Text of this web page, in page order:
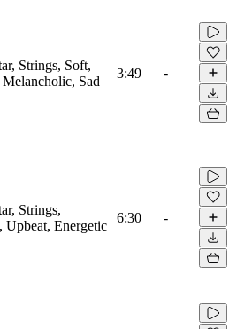
Strings, Soft,
Sad
3:49 -
Strings,
Upbeat, Energetic
6:30 -